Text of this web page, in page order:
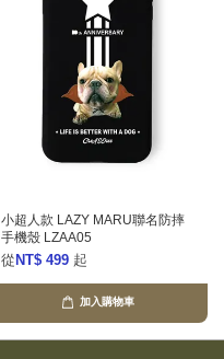
小超人款 LAZY MARU聯名防摔
手機殼 LZAA05
從 NT$ 499 起
加入購物車